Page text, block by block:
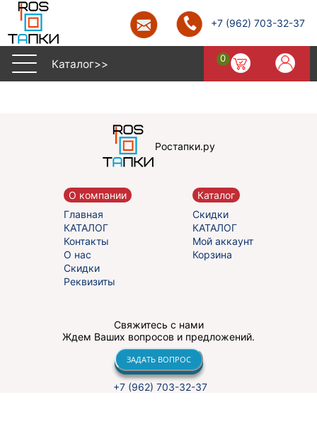
+7 (962) 703-32-37
Каталог>> 0
Ростапки.ру
О компании
Главная
КАТАЛОГ
Контакты
О нас
Скидки
Реквизиты
Каталог
Скидки
КАТАЛОГ
Мой аккаунт
Корзина
Свяжитесь с нами
Ждем Ваших вопросов и предложений.
ЗАДАТЬ ВОПРОС
+7 (962) 703-32-37